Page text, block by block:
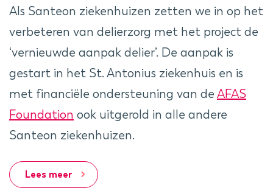
Als Santeon ziekenhuizen zetten we in op het
verbeteren van delierzorg met het project de
‘vernieuwde aanpak delier’. De aanpak is
gestart in het St. Antonius ziekenhuis en is
met financiële ondersteuning van de AFAS
Foundation ook uitgerold in alle andere
Santeon ziekenhuizen.
Lees meer